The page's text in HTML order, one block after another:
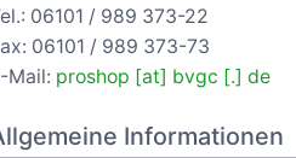
06101 / 989 373-22
06101 / 989 373-73
Mail: proshop [at] bvgc [.] de
Informationen